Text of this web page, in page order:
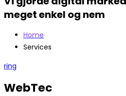
meget enkel og nem
Home
Services
ring
WebTec